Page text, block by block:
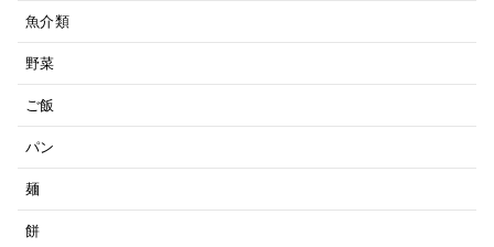
魚介類
野菜
ご飯
パン
麺
餅